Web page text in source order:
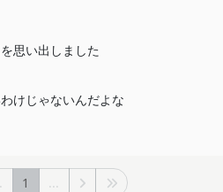
思い出しました
けじゃないんだよな
1 ...